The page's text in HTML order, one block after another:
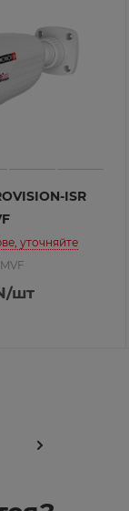
ISR
уточняйте
/шт